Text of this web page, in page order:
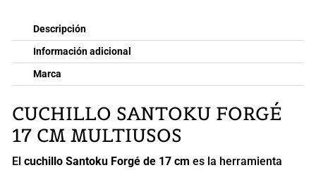
Descripción
Información adicional
Marca
CUCHILLO SANTOKU FORGÉ
17 CM MULTIUSOS
El cuchillo Santoku Forgé de 17 cm es la herramienta